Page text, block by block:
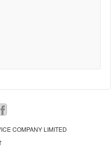
COMPANY LIMITED